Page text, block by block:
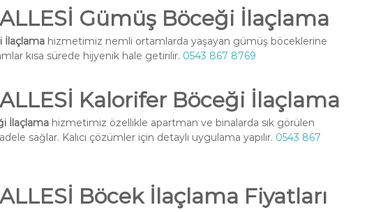
Gümüş Böceği İlaçlama
İlaçlama hizmetimiz nemli ortamlarda yaşayan gümüş böceklerine
kısa sürede hijyenik hale getirilir. 0543 867 8769
Kalorifer Böceği İlaçlama
İlaçlama hizmetimiz özellikle apartman ve binalarda sık görülen
sağlar. Kalıcı çözümler için detaylı uygulama yapılır. 0543 867
Böcek İlaçlama Fiyatları